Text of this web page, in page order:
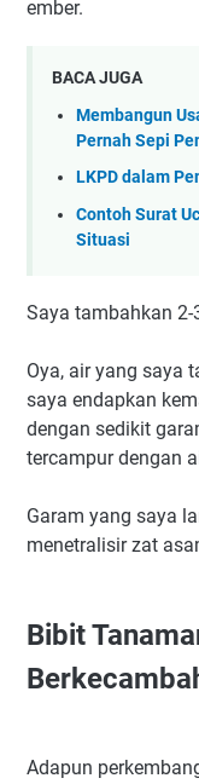
ember.
BACA JUGA
Membangun
Pernah Sepi
LKPD dalam
Contoh Surat
Situasi
Saya tambahkan 2-
Oya, air yang saya
saya endapkan
dengan sedikit
tercampur dengan
Garam yang saya
menetralisir zat
Bibit
Adapun